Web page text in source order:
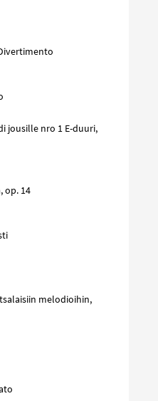
jousille nro 1 E-duuri,
op. 14
melodioihin,